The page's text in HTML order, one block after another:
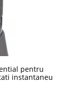
pentru
instantaneu